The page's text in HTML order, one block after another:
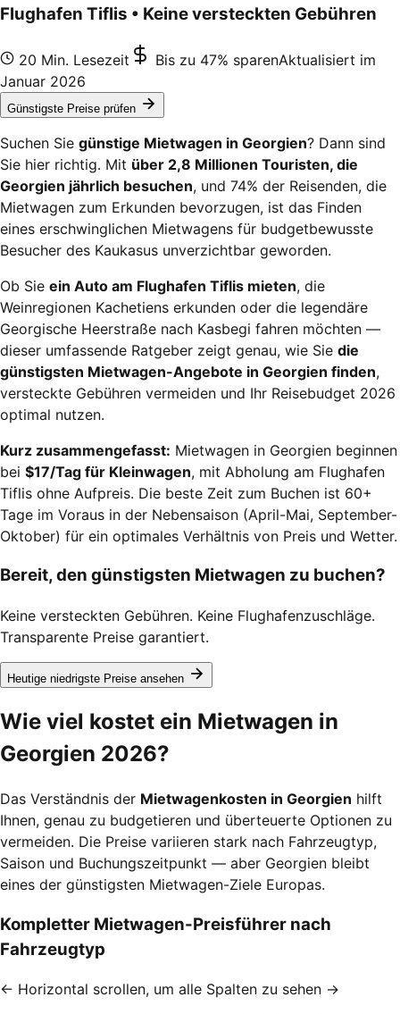
Flughafen Tiflis • Keine versteckten Gebühren
20 Min. Lesezeit Bis zu 47% sparenAktualisiert im
Januar 2026
Günstigste Preise prüfen
Suchen Sie günstige Mietwagen in Georgien? Dann sind
Sie hier richtig. Mit über 2,8 Millionen Touristen, die
Georgien jährlich besuchen, und 74% der Reisenden, die
Mietwagen zum Erkunden bevorzugen, ist das Finden
eines erschwinglichen Mietwagens für budgetbewusste
Besucher des Kaukasus unverzichtbar geworden.
Ob Sie ein Auto am Flughafen Tiflis mieten, die
Weinregionen Kachetiens erkunden oder die legendäre
Georgische Heerstraße nach Kasbegi fahren möchten —
dieser umfassende Ratgeber zeigt genau, wie Sie die
günstigsten Mietwagen-Angebote in Georgien finden,
versteckte Gebühren vermeiden und Ihr Reisebudget 2026
optimal nutzen.
Kurz zusammengefasst: Mietwagen in Georgien beginnen
bei $17/Tag für Kleinwagen, mit Abholung am Flughafen
Tiflis ohne Aufpreis. Die beste Zeit zum Buchen ist 60+
Tage im Voraus in der Nebensaison (April-Mai, September-
Oktober) für ein optimales Verhältnis von Preis und Wetter.
Bereit, den günstigsten Mietwagen zu buchen?
Keine versteckten Gebühren. Keine Flughafenzuschläge.
Transparente Preise garantiert.
Heutige niedrigste Preise ansehen
Wie viel kostet ein Mietwagen in
Georgien 2026?
Das Verständnis der Mietwagenkosten in Georgien hilft
Ihnen, genau zu budgetieren und überteuerte Optionen zu
vermeiden. Die Preise variieren stark nach Fahrzeugtyp,
Saison und Buchungszeitpunkt — aber Georgien bleibt
eines der günstigsten Mietwagen-Ziele Europas.
Kompletter Mietwagen-Preisführer nach
Fahrzeugtyp
← Horizontal scrollen, um alle Spalten zu sehen →